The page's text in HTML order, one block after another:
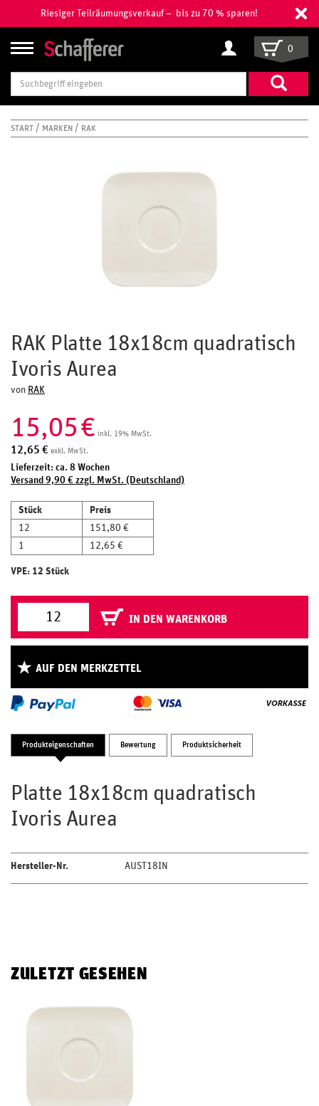
Riesiger Teilräumungsverkauf – bis zu 70 % sparen!
Suchbegriff
eingeben
0
START MARKEN RAK
RAK Platte 18x18cm quadratisch
Ivoris Aurea
von RAK
15,05€ inkl. 19% MwSt.
12,65 € exkl. MwSt.
Lieferzeit: ca. 8 Wochen
Versand 9,90 € zzgl. MwSt. (Deutschland)
Stück
Preis
12
151,80 €
1
12,65 €
VPE: 12 Stück
IN DEN WARENKORB
AUF DEN MERKZETTEL
Produkteigenschaften Bewertung Produktsicherheit
Platte 18x18cm quadratisch
Ivoris Aurea
Hersteller-Nr. AUST18IN
ZULETZT GESEHEN